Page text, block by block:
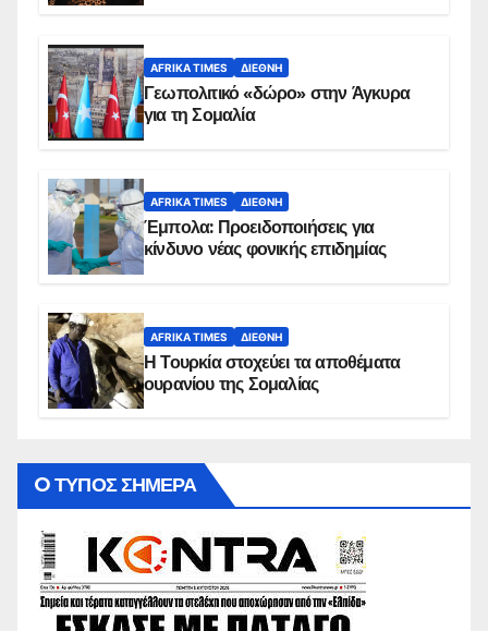
AFRIKA TIMES ΔΙΕΘΝΉ
Γεωπολιτικό «δώρο» στην Άγκυρα
για τη Σομαλία
AFRIKA TIMES ΔΙΕΘΝΉ
Έμπολα: Προειδοποιήσεις για
κίνδυνο νέας φονικής επιδημίας
AFRIKA TIMES ΔΙΕΘΝΉ
Η Τουρκία στοχεύει τα αποθέματα
ουρανίου της Σομαλίας
O ΤΥΠΟΣ ΣΗΜΕΡΑ